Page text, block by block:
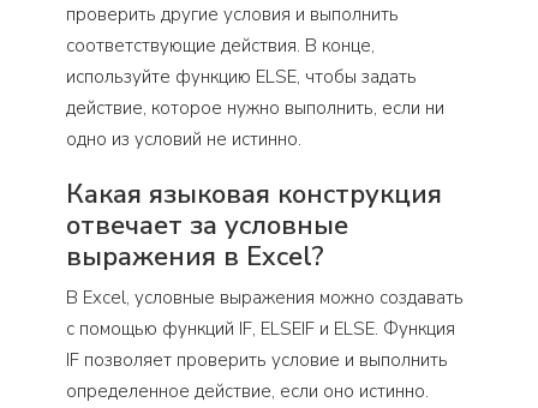
проверить другие условия и выполнить
соответствующие действия. В конце,
используйте функцию ELSE, чтобы задать
действие, которое нужно выполнить, если ни
одно из условий не истинно.
Какая языковая конструкция
отвечает за условные
выражения в Excel?
В Excel, условные выражения можно создавать
с помощью функций IF, ELSEIF и ELSE. Функция
IF позволяет проверить условие и выполнить
определенное действие, если оно истинно.